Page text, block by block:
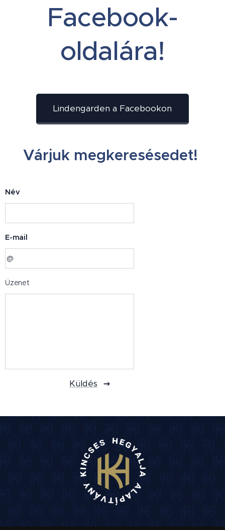
Facebook-
oldalára!
Lindengarden a Facebookon
Várjuk megkeresésedet!
Név
E-mail
Üzenet
Küldés